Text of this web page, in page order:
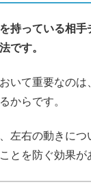
持っている相
です。
いて重要なのは
からです。
左右の動きにつ
とを防ぐ効果が